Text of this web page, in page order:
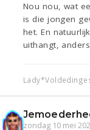
Nou nou, wat
is die jongen
het. En
uithangt,
zondag 10 mei